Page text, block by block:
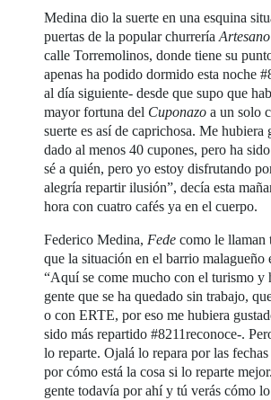
Medina dio la suerte en una esquina
puertas de la popular churreríaArtesano
calle Torremolinos, donde tiene su
apenas ha podido dormido esta noche
al día siguiente- desde que supo que
mayor fortuna del Cuponazo a un solo
suerte es así de caprichosa. Me hubiera
dado al menos 40 cupones, pero ha
sé a quién, pero yo estoy disfrutando
alegría repartir ilusión”, decía esta
hora con cuatro cafés ya en el cuerpo.
Federico Medina, Fede como le llaman
que la situación en el barrio malagueño
“Aquí se come mucho con el turismo y
gente que se ha quedado sin trabajo,
o con ERTE, por eso me hubiera
sido más repartido #8211reconoce-.
lo reparte. Ojalá lo repara por las
por cómo está la cosa si lo reparte
gente todavía por ahí y tú verás cómo